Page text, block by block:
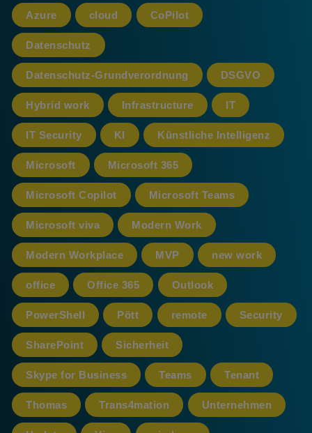
Azure cloud CoPilot
Datenschutz
Datenschutz-Grundverordnung DSGVO
Hybrid work Infrastructure IT
IT Security KI Künstliche Intelligenz
Microsoft Microsoft 365
Microsoft Copilot Microsoft Teams
Microsoft viva Modern Work
Modern Workplace MVP new work
office Office 365 Outlook
PowerShell Pött remote Security
SharePoint Sicherheit
Skype for Business Teams Tenant
Thomas Trans4mation Unternehmen